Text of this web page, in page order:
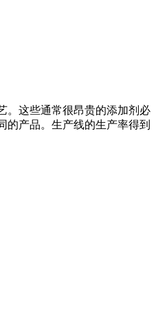
。这些通常很昂贵的添加剂必
的产品。生产线的生产率得到